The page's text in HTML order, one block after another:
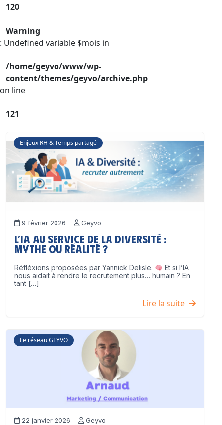
120
Warning
: Undefined variable $mois in
/home/geyvo/www/wp-
content/themes/geyvo/archive.php
on line
121
Enjeux RH & Temps partagé
9 février 2026 Geyvo
L’IA au service de la diversité :
mythe ou réalité ?
Réfléxions proposées par Yannick Delisle.
Et si l’IA
nous aidait à rendre le recrutement plus… humain ? En
tant […]
Lire la suite
Le réseau GEYVO
22 janvier 2026 Geyvo